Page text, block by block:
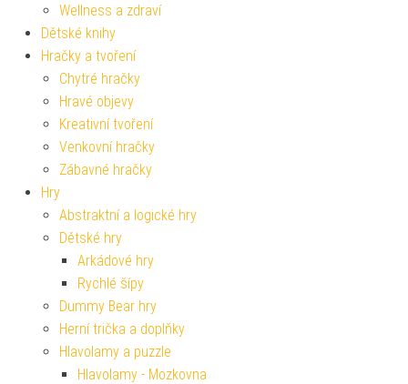
Wellness a zdraví
Dětské knihy
Hračky a tvoření
Chytré hračky
Hravé objevy
Kreativní tvoření
Venkovní hračky
Zábavné hračky
Hry
Abstraktní a logické hry
Dětské hry
Arkádové hry
Rychlé šípy
Dummy Bear hry
Herní trička a doplňky
Hlavolamy a puzzle
Hlavolamy - Mozkovna